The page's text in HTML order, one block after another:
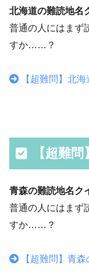
北海道の難読地名
普通の人にはまず
すか……？
【超難問】北
【超難
青森の難読地名ク
普通の人にはまず
すか……？
【超難問】青